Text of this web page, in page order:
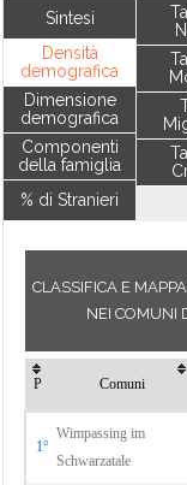
Sintesi
Densità
demografica
Dimensione
demografica
Componenti
della famiglia
% di Stranieri
CLASSIFICA E
NEI COMUNI
P Comuni
1°
Wimpassing im
Schwarzatale